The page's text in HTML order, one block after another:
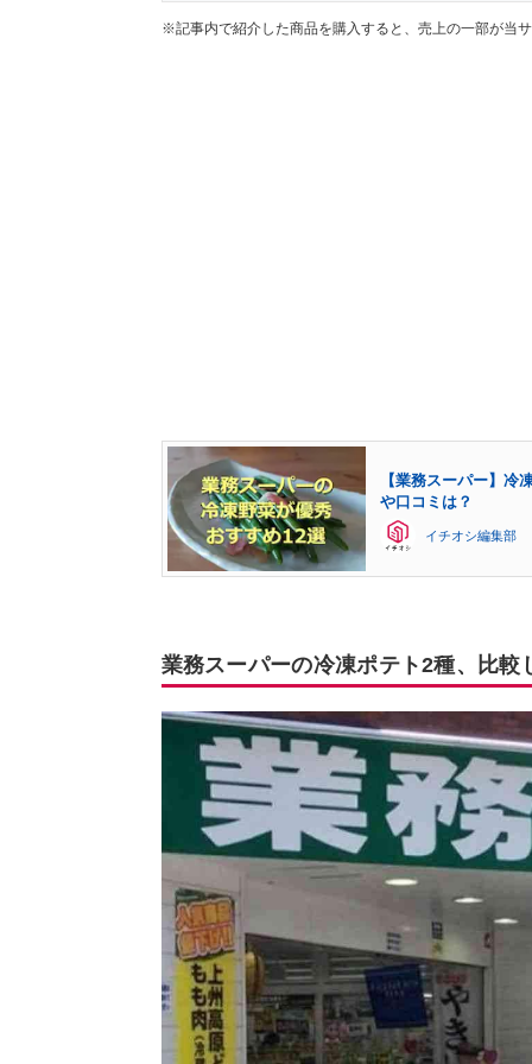
※記事内で紹介した商品を購入すると、売上の一部が当
【業務スーパー】冷
や口コミは？
イチオシ編集部
業務スーパーの冷凍ポテト2種、比較